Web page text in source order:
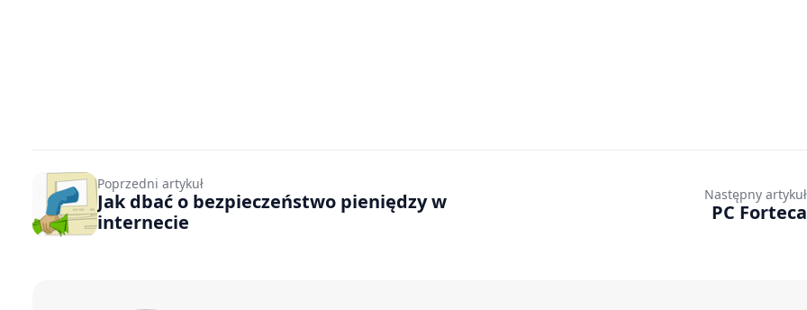
Poprzedni artykuł
Jak dbać o bezpieczeństwo pieniędzy w
internecie
Następny artykuł
PC Forteca